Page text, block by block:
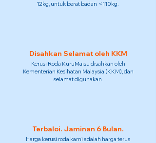
12kg, untuk berat badan <110kg.
Disahkan Selamat oleh KKM
Kerusi Roda KuruMaisu disahkan oleh
Kementerian Kesihatan Malaysia (KKM), dan
selamat digunakan.
Terbaloi. Jaminan 6 Bulan.
Harga kerusi roda kami adalah harga terus